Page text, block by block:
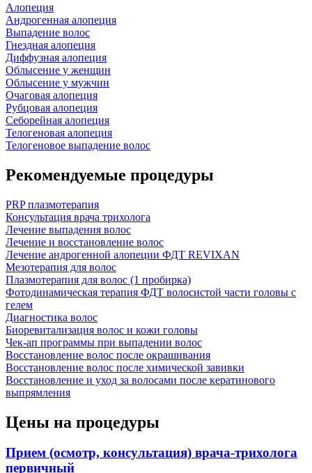
Алопеция
Андрогенная алопеция
Выпадение волос
Гнездная алопеция
Диффузная алопеция
Облысение у женщин
Облысение у мужчин
Очаговая алопеция
Рубцовая алопеция
Себорейная алопеция
Телогеновая алопеция
Телогеновое выпадение волос
Рекомендуемые процедуры
PRP плазмотерапия
Консультация врача трихолога
Лечение выпадения волос
Лечение и восстановление волос
Лечение андрогенной алопеции ФДТ REVIXAN
Мезотерапия для волос
Плазмотерапия для волос (1 пробирка)
Фотодинамическая терапия ФДТ волосистой части головы с
гелем
Диагностика волос
Биоревитализация волос и кожи головы
Чек-ап программы при выпадении волос
Восстановление волос после окрашивания
Восстановление волос после химической завивки
Восстановление и уход за волосами после кератинового
выпрямления
Цены на процедуры
Прием (осмотр, консультация) врача-трихолога
первичный